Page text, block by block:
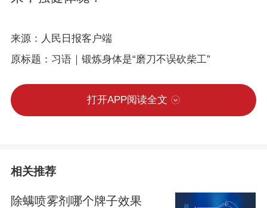
来源：人民日报客户端
原标题：习语｜锻炼身体是“磨刀不误砍柴工”
打开APP阅读全文
相关推荐
除螨喷雾剂哪个牌子效果